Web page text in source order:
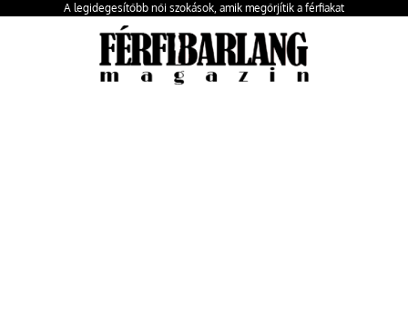
A legidegesítőbb női szokások, amik megőrjítik a férfiakat